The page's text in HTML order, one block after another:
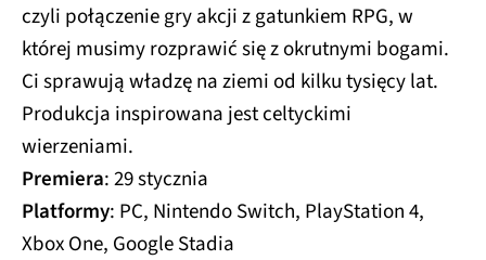
czyli połączenie gry akcji z gatunkiem RPG, w
której musimy rozprawić się z okrutnymi bogami.
Ci sprawują władzę na ziemi od kilku tysięcy lat.
Produkcja inspirowana jest celtyckimi
wierzeniami.
Premiera: 29 stycznia
Platformy: PC, Nintendo Switch, PlayStation 4,
Xbox One, Google Stadia